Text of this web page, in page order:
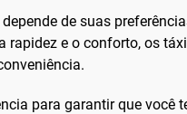
de suas
e o conforto, os
para garantir que você